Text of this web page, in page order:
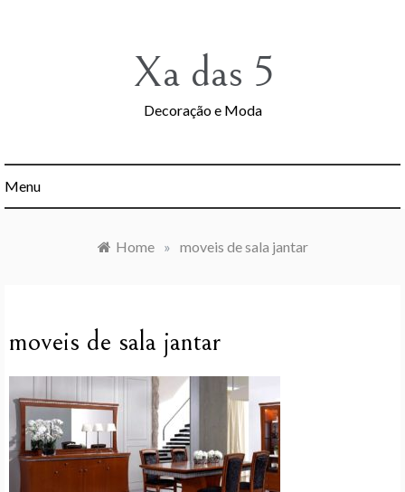
Xa das 5
Decoração e Moda
Menu
Home » moveis de sala jantar
moveis de sala jantar